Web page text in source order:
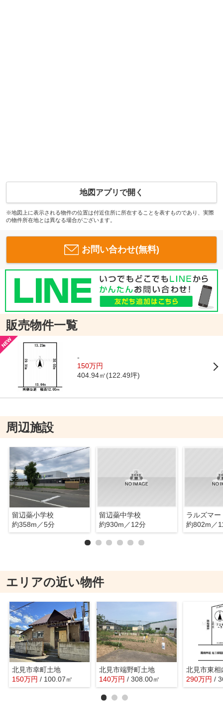
地図アプリで開く
※地図上に表示される物件の位置は付近住所に所在することを表すものであり、実際
の物件所在地とは異なる場合がございます。
お問い合わせ(無料)
販売物件一覧
-
150万円
404.94㎡(122.49坪)
周辺施設
留辺蘂小学校
約358m／5分
留辺蘂中学校
約930m／12分
ラルズマ
約802m／
エリアの近い物件
北見市幸町土地
150万円 / 100.07㎡
北見市端野町土地
140万円 / 308.00㎡ 290万円 /